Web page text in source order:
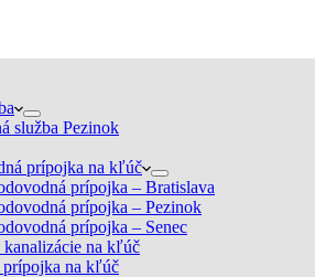
služba Pezinok
prípojka na kľúč
prípojka – Bratislava
prípojka – Pezinok
prípojka – Senec
kanalizácie na kľúč
prípojka na kľúč